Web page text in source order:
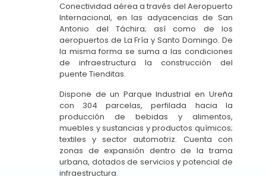
Conectividad aérea a través del Aeropuerto
Internacional, en las adyacencias de San
Antonio del Táchira; así como de los
aeropuertos de La Fría y Santo Domingo. De
la misma forma se suma a las condiciones
de infraestructura la construcción del
puente Tienditas.
Dispone de un Parque Industrial en Ureña
con 304 parcelas, perfilada hacia la
producción de bebidas y alimentos,
muebles y sustancias y productos químicos;
textiles y sector automotriz. Cuenta con
zonas de expansión dentro de la trama
urbana, dotados de servicios y potencial de
infraestructura.